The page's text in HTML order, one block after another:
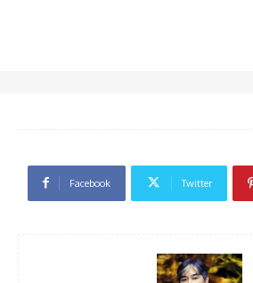
Facebook Twitter